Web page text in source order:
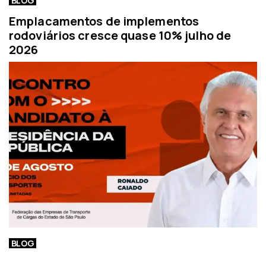
Emplacamentos de implementos
rodoviários cresce quase 10% julho de
2026
BLOG